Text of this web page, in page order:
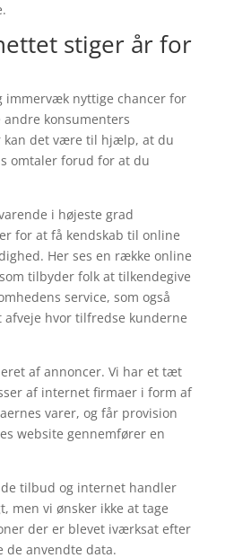
stiger år for
nyttige chancer for
konsumenters
kan det være til hjælp, at du
omtaler forud for at du
i højeste grad
for at få kendskab til online
Her ses en række online
tilbyder folk at tilkendegive
service, som også
hvor tilfredse kunderne
af annoncer. Vi har et tæt
af internet firmaer i form af
varer, og får provision
website gennemfører en
tilbud og internet handler
men vi ønsker ikke at tage
der er blevet iværksat efter
de anvendte data.